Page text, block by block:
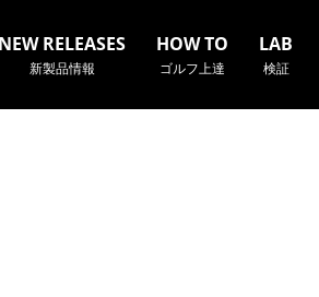
NEW RELEASES
新製品情報
HOW TO
ゴルフ上達
LAB
検証
を入力してください。